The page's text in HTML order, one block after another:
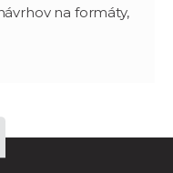
na formáty,